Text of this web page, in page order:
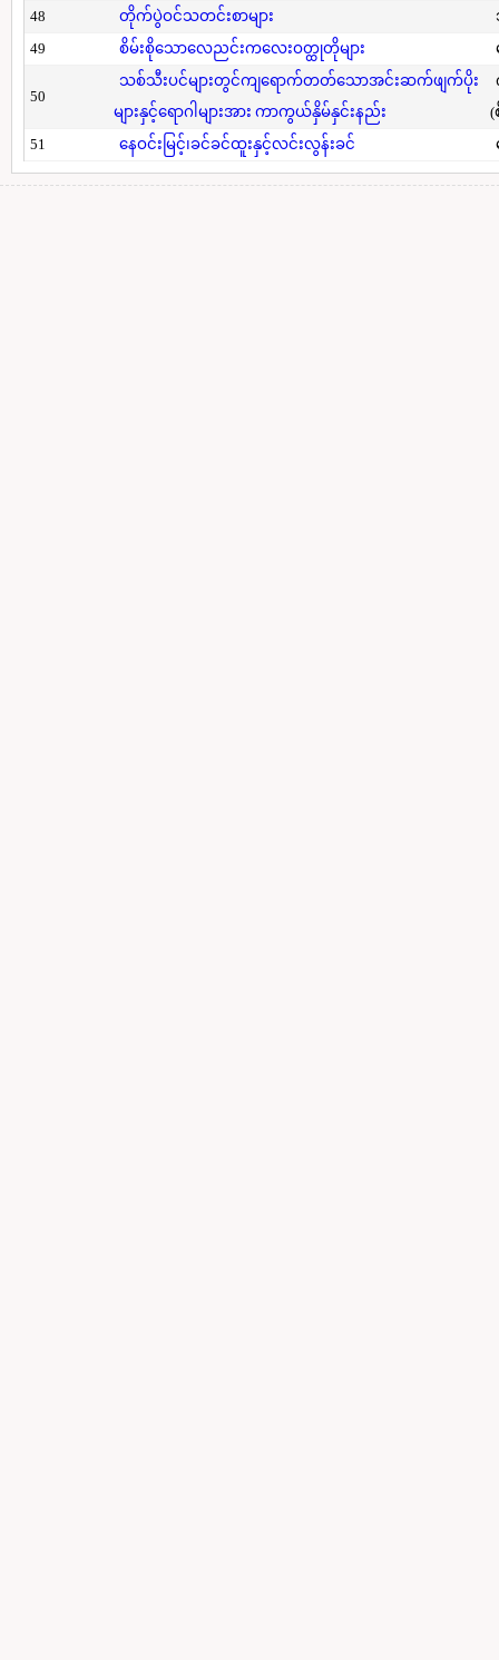
48 တိုက်ပွဲဝင်သတင်းစာများ
49
စိမ်းစိုသောလေညင်းကလေးဝတ္ထုတိုများ
50
သစ်သီးပင်များတွင်ကျရောက်တတ်သောအင်းဆက်ဖျက်ပိုး
များနှင့်ရောဂါများအား ကာကွယ်နှိမ်နှင်းနည်း
(
51
နေဝင်းမြင့်၊ခင်ခင်ထူးနှင့်လင်းလွန်းခင်